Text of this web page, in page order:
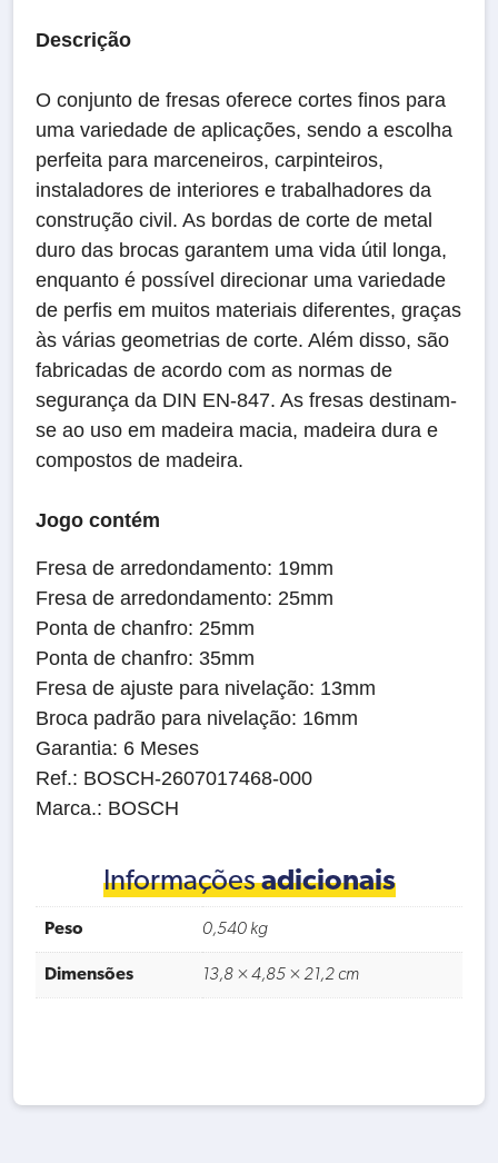
Descrição
O conjunto de fresas oferece cortes finos para
uma variedade de aplicações, sendo a escolha
perfeita para marceneiros, carpinteiros,
instaladores de interiores e trabalhadores da
construção civil. As bordas de corte de metal
duro das brocas garantem uma vida útil longa,
enquanto é possível direcionar uma variedade
de perfis em muitos materiais diferentes, graças
às várias geometrias de corte. Além disso, são
fabricadas de acordo com as normas de
segurança da DIN EN-847. As fresas destinam-
se ao uso em madeira macia, madeira dura e
compostos de madeira.
Jogo contém
Fresa de arredondamento: 19mm
Fresa de arredondamento: 25mm
Ponta de chanfro: 25mm
Ponta de chanfro: 35mm
Fresa de ajuste para nivelação: 13mm
Broca padrão para nivelação: 16mm
Garantia: 6 Meses
Ref.: BOSCH-2607017468-000
Marca.: BOSCH
Informaçõesadicionais
Peso 0,540 kg
Dimensões 13,8 × 4,85 × 21,2 cm